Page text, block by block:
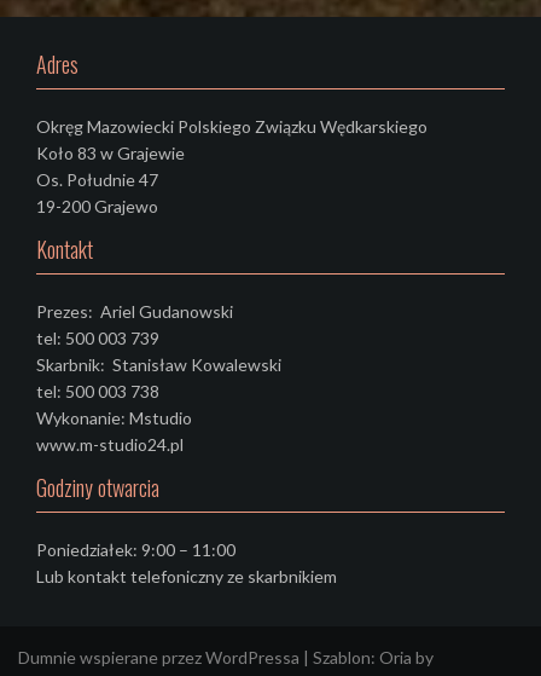
Adres
Okręg Mazowiecki Polskiego Związku Wędkarskiego
Koło 83 w Grajewie
Os. Południe 47
19-200 Grajewo
Kontakt
Prezes: Ariel Gudanowski
tel: 500 003 739
Skarbnik: Stanisław Kowalewski
tel: 500 003 738
Wykonanie: Mstudio
www.m-studio24.pl
Godziny otwarcia
Poniedziałek: 9:00 – 11:00
Lub kontakt telefoniczny ze skarbnikiem
Dumnie wspierane przez WordPressa | Szablon: Oria by